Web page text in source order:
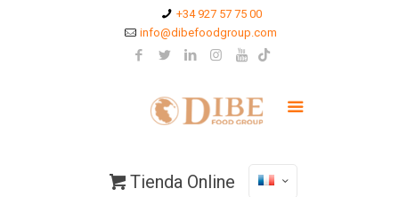
+34 927 57 75 00
info@dibefoodgroup.com
Tienda Online